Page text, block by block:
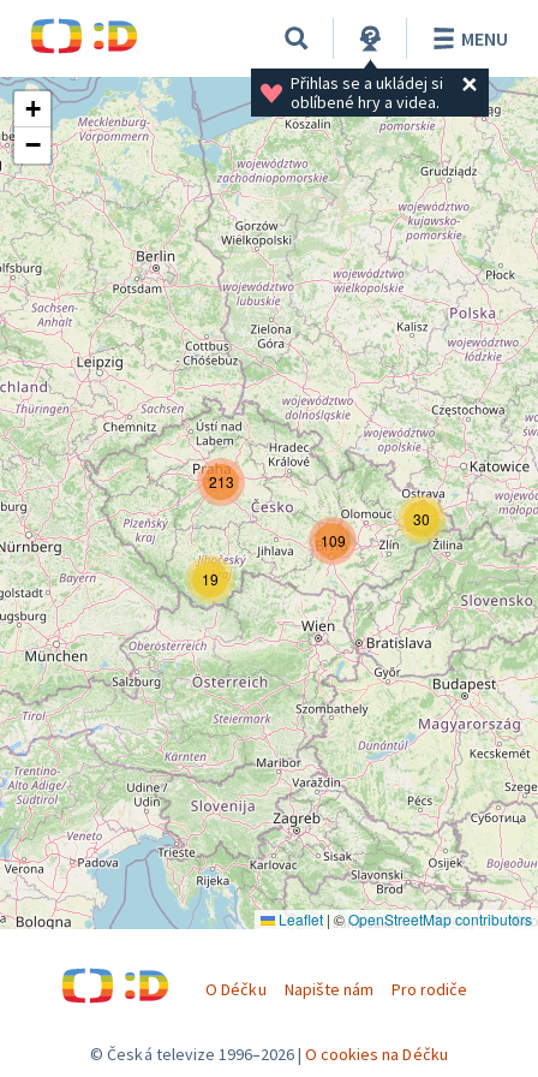
Přihlas se a ukládej si
oblíbené hry a videa.
MENU
30
19
109
213
+
−
Leaflet | ©OpenStreetMap contributors
O Déčku Napište nám Pro rodiče
© Česká televize 1996–2026 O cookies na Déčku